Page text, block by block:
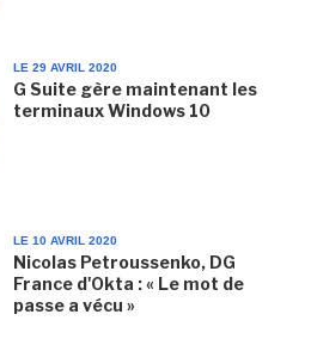
LE 29 AVRIL 2020
G Suite gère maintenant les
terminaux Windows 10
LE 10 AVRIL 2020
Nicolas Petroussenko, DG
France d'Okta : « Le mot de
passe a vécu »